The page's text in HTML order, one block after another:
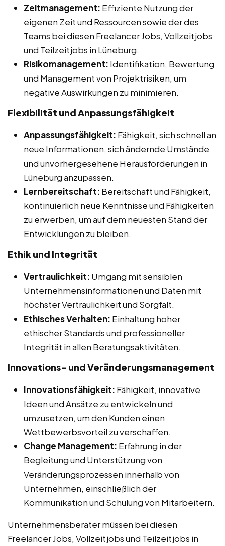
Zeitmanagement: Effiziente Nutzung der
eigenen Zeit und Ressourcen sowie der des
Teams bei diesen Freelancer Jobs, Vollzeitjobs
und Teilzeitjobs in Lüneburg.
Risikomanagement: Identifikation, Bewertung
und Management von Projektrisiken, um
negative Auswirkungen zu minimieren.
Flexibilität und Anpassungsfähigkeit
Anpassungsfähigkeit: Fähigkeit, sich schnell an
neue Informationen, sich ändernde Umstände
und unvorhergesehene Herausforderungen in
Lüneburg anzupassen.
Lernbereitschaft: Bereitschaft und Fähigkeit,
kontinuierlich neue Kenntnisse und Fähigkeiten
zu erwerben, um auf dem neuesten Stand der
Entwicklungen zu bleiben.
Ethik und Integrität
Vertraulichkeit: Umgang mit sensiblen
Unternehmensinformationen und Daten mit
höchster Vertraulichkeit und Sorgfalt.
Ethisches Verhalten: Einhaltung hoher
ethischer Standards und professioneller
Integrität in allen Beratungsaktivitäten.
Innovations- und Veränderungsmanagement
Innovationsfähigkeit: Fähigkeit, innovative
Ideen und Ansätze zu entwickeln und
umzusetzen, um den Kunden einen
Wettbewerbsvorteil zu verschaffen.
Change Management: Erfahrung in der
Begleitung und Unterstützung von
Veränderungsprozessen innerhalb von
Unternehmen, einschließlich der
Kommunikation und Schulung von Mitarbeitern.
Unternehmensberater müssen bei diesen
Freelancer Jobs, Vollzeitjobs und Teilzeitjobs in